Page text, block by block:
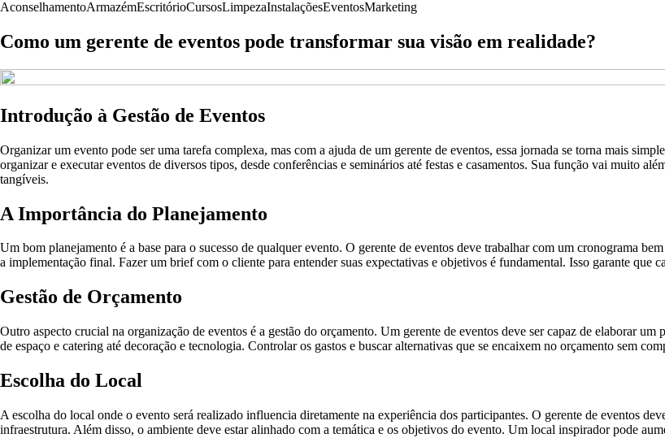
AconselhamentoArmazémEscritórioCursosLimpezaInstalaçõesEventosMarketing
Como um gerente de eventos pode transformar sua visão em realidade?
Introdução à Gestão de Eventos
Organizar um evento pode ser uma tarefa complexa, mas com a ajuda de um gerente de eventos, essa jornada se torna mais
organizar e executar eventos de diversos tipos, desde conferências e seminários até festas e casamentos. Sua função vai muito
tangíveis.
A Importância do Planejamento
Um bom planejamento é a base para o sucesso de qualquer evento. O gerente de eventos deve trabalhar com um cronograma
a implementação final. Fazer um brief com o cliente para entender suas expectativas e objetivos é fundamental. Isso garante que
Gestão de Orçamento
Outro aspecto crucial na organização de eventos é a gestão do orçamento. Um gerente de eventos deve ser capaz de elaborar
de espaço e catering até decoração e tecnologia. Controlar os gastos e buscar alternativas que se encaixem no orçamento sem
Escolha do Local
A escolha do local onde o evento será realizado influencia diretamente na experiência dos participantes. O gerente de eventos
infraestrutura. Além disso, o ambiente deve estar alinhado com a temática e os objetivos do evento. Um local inspirador pode